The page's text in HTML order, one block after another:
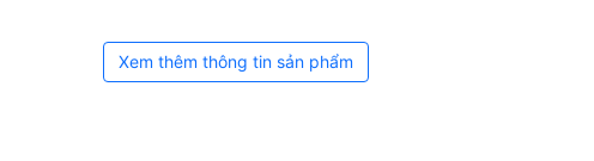
Xem thêm thông tin sản phẩm